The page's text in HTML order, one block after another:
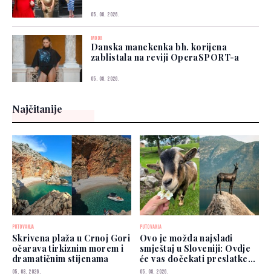
05. 08. 2026.
MODA
Danska manekenka bh. korijena
zablistala na reviji OperaSPORT-a
05. 08. 2026.
Najčitanije
PUTOVANJA
Skrivena plaža u Crnoj Gori
očarava tirkiznim morem i
dramatičnim stijenama
05. 08. 2026.
PUTOVANJA
Ovo je možda najslađi
smještaj u Sloveniji: Ovdje
će vas dočekati preslatke
koze
05. 08. 2026.